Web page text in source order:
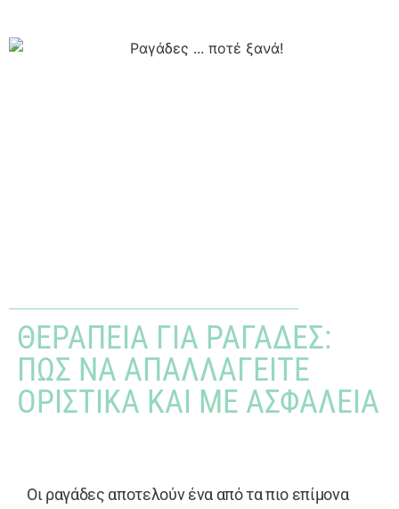
Ο προσωπικός σας πλαστικός
ΘΕΡΑΠΕΊΑ ΓΙΑ ΡΑΓΆΔΕΣ:
ΠΏΣ ΝΑ ΑΠΑΛΛΑΓΕΊΤΕ
ΟΡΙΣΤΙΚΆ ΚΑΙ ΜΕ ΑΣΦΆΛΕΙΑ
Οι ραγάδες αποτελούν ένα από τα πιο επίμονα